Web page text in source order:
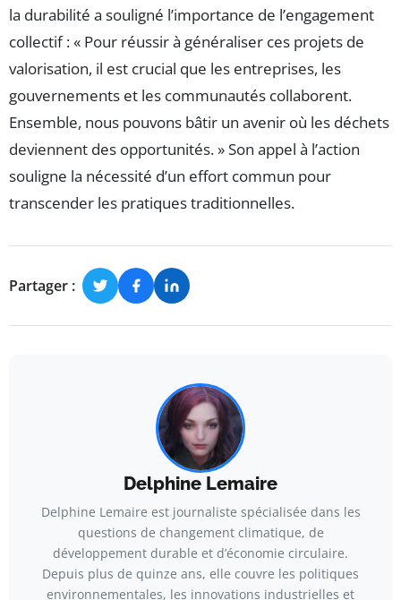
la durabilité a souligné l’importance de l’engagement
collectif : « Pour réussir à généraliser ces projets de
valorisation, il est crucial que les entreprises, les
gouvernements et les communautés collaborent.
Ensemble, nous pouvons bâtir un avenir où les déchets
deviennent des opportunités. » Son appel à l’action
souligne la nécessité d’un effort commun pour
transcender les pratiques traditionnelles.
Partager :
Delphine Lemaire
Delphine Lemaire est journaliste spécialisée dans les
questions de changement climatique, de
développement durable et d’économie circulaire.
Depuis plus de quinze ans, elle couvre les politiques
environnementales, les innovations industrielles et